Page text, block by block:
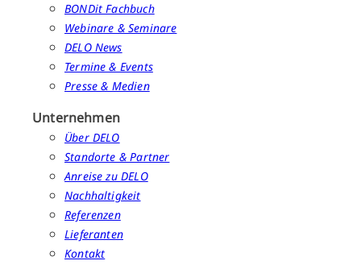
BONDit Fachbuch
Webinare & Seminare
DELO News
Termine & Events
Presse & Medien
Unternehmen
Über DELO
Standorte & Partner
Anreise zu DELO
Nachhaltigkeit
Referenzen
Lieferanten
Kontakt